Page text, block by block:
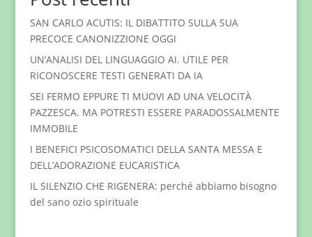
SAN CARLO ACUTIS: IL DIBATTITO SULLA SUA
PRECOCE CANONIZZIONE OGGI
UN’ANALISI DEL LINGUAGGIO AI. UTILE PER
RICONOSCERE TESTI GENERATI DA IA
SEI FERMO EPPURE TI MUOVI AD UNA VELOCITÀ
PAZZESCA. MA POTRESTI ESSERE PARADOSSALMENTE
IMMOBILE
I BENEFICI PSICOSOMATICI DELLA SANTA MESSA E
DELL’ADORAZIONE EUCARISTICA
IL SILENZIO CHE RIGENERA: perché abbiamo bisogno
del sano ozio spirituale